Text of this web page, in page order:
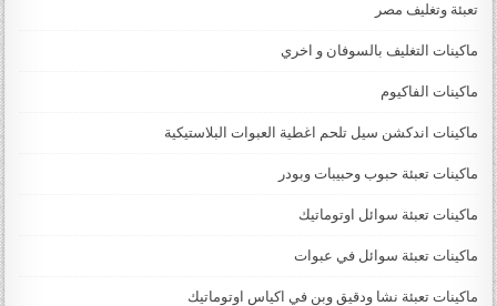
تعبئة وتغليف مصر
ماكينات التغليف بالسوفان و اخري
ماكينات الفاكيوم
ماكينات اندكشن سيل تلحم اغطية العبوات البلاستيكية
ماكينات تعبئة حبوب وحبيبات وبودر
ماكينات تعبئة سوائل اوتوماتيك
ماكينات تعبئة سوائل في عبوات
ماكينات تعبئة نشا ودقيق وبن في اكياس اوتوماتيك